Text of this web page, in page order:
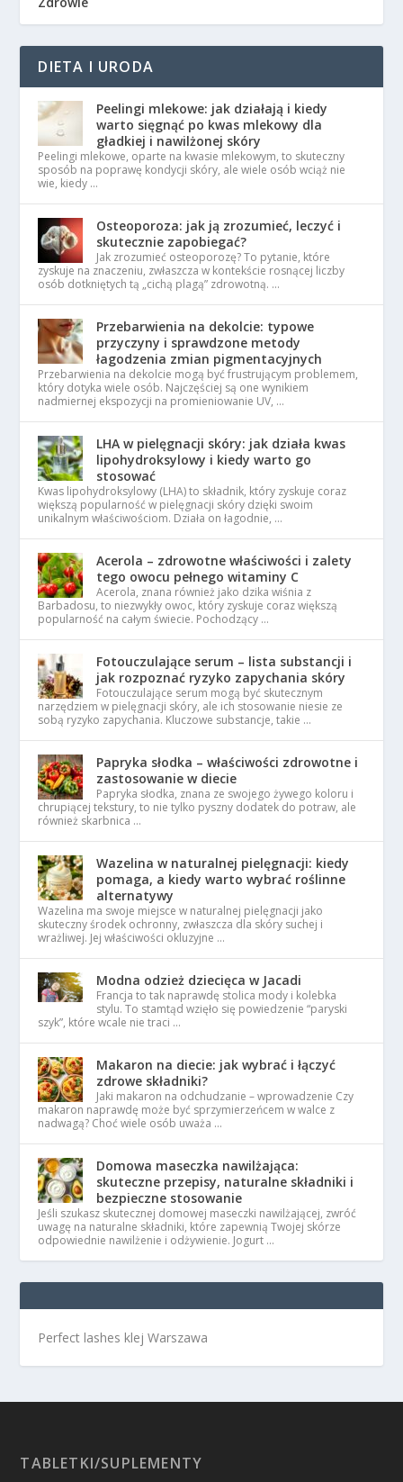
DIETA I URODA
Peelingi mlekowe: jak działają i kiedy
warto sięgnąć po kwas mlekowy dla
gładkiej i nawilżonej skóry
Peelingi mlekowe, oparte na kwasie mlekowym, to skuteczny
sposób na poprawę kondycji skóry, ale wiele osób wciąż nie
wie, kiedy …
Osteoporoza: jak ją zrozumieć, leczyć i
skutecznie zapobiegać?
Jak zrozumieć osteoporozę? To pytanie, które
zyskuje na znaczeniu, zwłaszcza w kontekście rosnącej liczby
osób dotkniętych tą „cichą plagą” zdrowotną. …
Przebarwienia na dekolcie: typowe
przyczyny i sprawdzone metody
łagodzenia zmian pigmentacyjnych
Przebarwienia na dekolcie mogą być frustrującym problemem,
który dotyka wiele osób. Najczęściej są one wynikiem
nadmiernej ekspozycji na promieniowanie UV, …
LHA w pielęgnacji skóry: jak działa kwas
lipohydroksylowy i kiedy warto go
stosować
Kwas lipohydroksylowy (LHA) to składnik, który zyskuje coraz
większą popularność w pielęgnacji skóry dzięki swoim
unikalnym właściwościom. Działa on łagodnie, …
Acerola – zdrowotne właściwości i zalety
tego owocu pełnego witaminy C
Acerola, znana również jako dzika wiśnia z
Barbadosu, to niezwykły owoc, który zyskuje coraz większą
popularność na całym świecie. Pochodzący …
Fotouczulające serum – lista substancji i
jak rozpoznać ryzyko zapychania skóry
Fotouczulające serum mogą być skutecznym
narzędziem w pielęgnacji skóry, ale ich stosowanie niesie ze
sobą ryzyko zapychania. Kluczowe substancje, takie …
Papryka słodka – właściwości zdrowotne i
zastosowanie w diecie
Papryka słodka, znana ze swojego żywego koloru i
chrupiącej tekstury, to nie tylko pyszny dodatek do potraw, ale
również skarbnica …
Wazelina w naturalnej pielęgnacji: kiedy
pomaga, a kiedy warto wybrać roślinne
alternatywy
Wazelina ma swoje miejsce w naturalnej pielęgnacji jako
skuteczny środek ochronny, zwłaszcza dla skóry suchej i
wrażliwej. Jej właściwości okluzyjne …
Modna odzież dziecięca w Jacadi
Francja to tak naprawdę stolica mody i kolebka
stylu. To stamtąd wzięło się powiedzenie “paryski
szyk”, które wcale nie traci …
Makaron na diecie: jak wybrać i łączyć
zdrowe składniki?
Jaki makaron na odchudzanie – wprowadzenie Czy
makaron naprawdę może być sprzymierzeńcem w walce z
nadwagą? Choć wiele osób uważa …
Domowa maseczka nawilżająca:
skuteczne przepisy, naturalne składniki i
bezpieczne stosowanie
Jeśli szukasz skutecznej domowej maseczki nawilżającej, zwróć
uwagę na naturalne składniki, które zapewnią Twojej skórze
odpowiednie nawilżenie i odżywienie. Jogurt …
Perfect lashes klej Warszawa
TABLETKI/SUPLEMENTY